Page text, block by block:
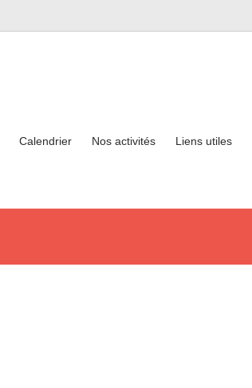
Calendrier Nos activités Liens utiles